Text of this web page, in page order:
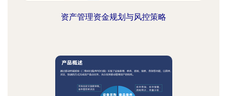
资产管理资金规划与风控策略